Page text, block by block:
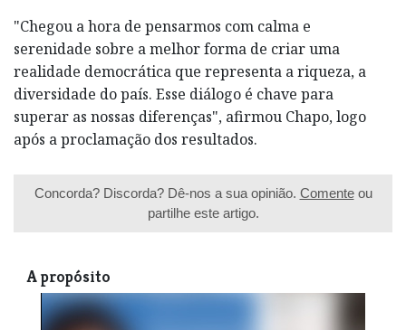
"Chegou a hora de pensarmos com calma e
serenidade sobre a melhor forma de criar uma
realidade democrática que representa a riqueza, a
diversidade do país. Esse diálogo é chave para
superar as nossas diferenças", afirmou Chapo, logo
após a proclamação dos resultados.
Concorda? Discorda? Dê-nos a sua opinião. Comenteou
partilhe este artigo.
A propósito